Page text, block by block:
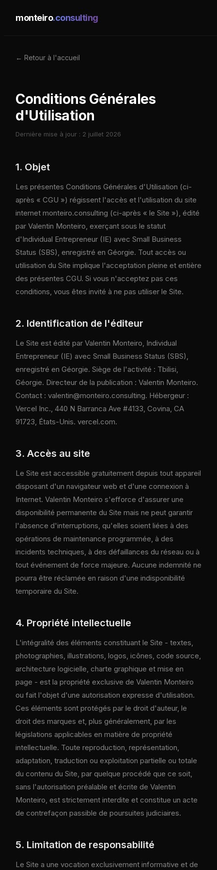
monteiro.consulting
← Retour à l'accueil
Conditions Générales
d'Utilisation
Dernière mise à jour : 2 juillet 2026
1. Objet
Les présentes Conditions Générales d'Utilisation (ci-
après « CGU ») régissent l'accès et l'utilisation du site
internet monteiro.consulting (ci-après « le Site »), édité
par Valentin Monteiro, exerçant sous le statut
d'Individual Entrepreneur (IE) avec Small Business
Status (SBS), enregistré en Géorgie. Tout accès ou
utilisation du Site implique l'acceptation pleine et entière
des présentes CGU. Si vous n'acceptez pas ces
conditions, vous êtes invité à ne pas utiliser le Site.
2. Identification de l'éditeur
Le Site est édité par Valentin Monteiro, Individual
Entrepreneur (IE) avec Small Business Status (SBS),
enregistré en Géorgie. Siège de l'activité : Tbilisi,
Géorgie. Directeur de la publication : Valentin Monteiro.
Contact : valentin@monteiro.consulting. Hébergeur :
Vercel Inc., 440 N Barranca Ave #4133, Covina, CA
91723, États-Unis. vercel.com.
3. Accès au site
Le Site est accessible gratuitement depuis tout appareil
disposant d'un navigateur web et d'une connexion à
Internet. Valentin Monteiro s'efforce d'assurer une
disponibilité permanente du Site mais ne peut garantir
l'absence d'interruptions, qu'elles soient liées à des
opérations de maintenance programmée, à des
incidents techniques, à des défaillances du réseau ou à
tout événement de force majeure. Aucune indemnité ne
pourra être réclamée en raison d'une indisponibilité
temporaire du Site.
4. Propriété intellectuelle
L'intégralité des éléments constituant le Site - textes,
photographies, illustrations, logos, icônes, code source,
architecture logicielle, charte graphique et mise en
page - est la propriété exclusive de Valentin Monteiro
ou fait l'objet d'une autorisation expresse d'utilisation.
Ces éléments sont protégés par le droit d'auteur, le
droit des marques et, plus généralement, par les
législations applicables en matière de propriété
intellectuelle. Toute reproduction, représentation,
adaptation, traduction ou exploitation partielle ou totale
du contenu du Site, par quelque procédé que ce soit,
sans l'autorisation préalable et écrite de Valentin
Monteiro, est strictement interdite et constitue un acte
de contrefaçon passible de poursuites judiciaires.
5. Limitation de responsabilité
Le Site a une vocation exclusivement informative et de